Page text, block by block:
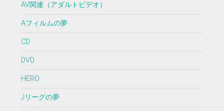
AV関連（アダルトビデオ）
Aフィルムの夢
CD
DVD
HERO
Jリーグの夢